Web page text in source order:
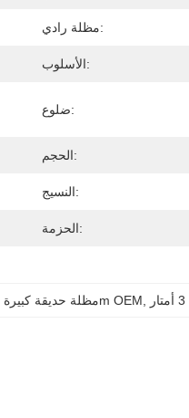
مظلة رادي:
الأسلوب:
ضلوع:
الحجم:
النسيج:
الحزمة:
مظلة حديقة كبيرة 3m OEM